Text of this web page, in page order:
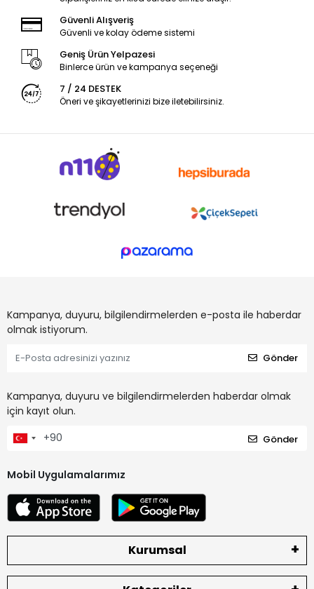
Güvenli Alışveriş
Güvenli ve kolay ödeme sistemi
Geniş Ürün Yelpazesi
Binlerce ürün ve kampanya seçeneği
7 / 24 DESTEK
Öneri ve şikayetlerinizi bize iletebilirsiniz.
Kampanya, duyuru, bilgilendirmelerden e-posta ile haberdar
olmak istiyorum.
Gönder
Kampanya, duyuru ve bilgilendirmelerden haberdar olmak
için kayıt olun.
Gönder
Mobil Uygulamalarımız
Kurumsal